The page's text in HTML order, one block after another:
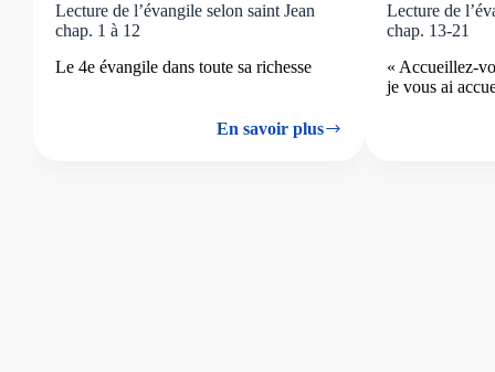
Lecture de l’évangile selon saint Jean
chap. 1 à 12
Le 4e évangile dans toute sa richesse
En savoir plus
Lecture
Lecture de
chap. 13-21
« Accueillez-
je vous ai